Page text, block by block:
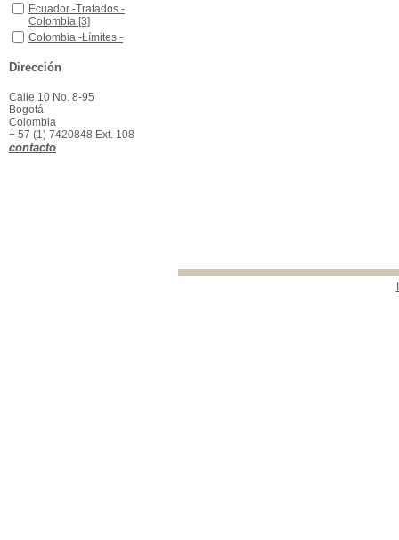
Ecuador -Tratados -Colombia
Ecuador -Tratados -
Colombia [3]
Colombia -Límites -Ecuador
Colombia -Límites -
Colombia -Tratados -Ecuador
Colombia -Tratados -
Colombia -Límites -Panamá
Colombia -Límites -
Panamá
Ecuador - Historia
Ecuador - Historia
Dirección
Calle 10 No. 8-95
Bogotá
Colombia
+ 57 (1) 7420848 Ext. 108
contacto